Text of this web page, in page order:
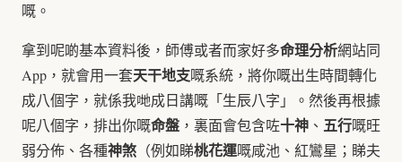
嘅。
拿到呢啲基本資料後，師傅或者而家好多命理分析網站同
App，就會用一套天干地支嘅系統，將你嘅出生時間轉化
成八個字，就係我哋成日講嘅「生辰八字」。然後再根據
呢八個字，排出你嘅命盤 ，裏面會包含咗十神 、 五行嘅旺
弱分佈、各種神煞 （例如睇桃花運嘅咸池、紅鸞星；睇夫